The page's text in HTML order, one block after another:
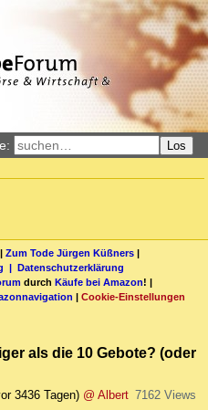
Los
Zum Tode Jürgen Küßners |
| Datenschutzerklärung
durch Käufe bei Amazon! |
| Cookie-Einstellungen
als die 10 Gebote? (oder
3436 Tagen) @ Albert 7162 Views